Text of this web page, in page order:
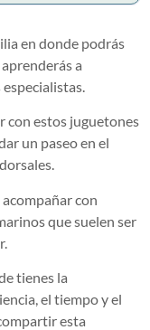
en donde podrás
a
con estos juguetones
un paseo en el
con
que suelen ser
tienes la
el tiempo y el
esta